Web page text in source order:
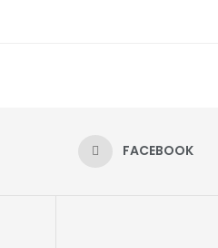
FACEBOOK